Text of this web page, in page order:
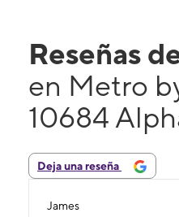
Reseñas
en Metro
10684
Deja una reseña
James